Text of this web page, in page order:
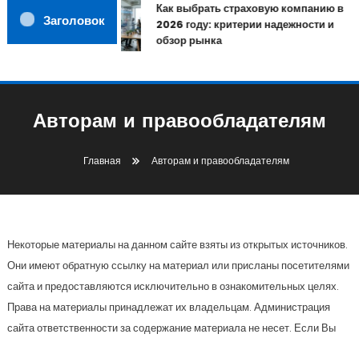
Заголовок
Как выбрать страховую компанию в
2026 году: критерии надежности и
обзор рынка
Авторам и правообладателям
Главная Авторам и правообладателям
Некоторые материалы на данном сайте взяты из открытых источников.
Они имеют обратную ссылку на материал или присланы посетителями
сайта и предоставляются исключительно в ознакомительных целях.
Права на материалы принадлежат их владельцам. Администрация
сайта ответственности за содержание материала не несет. Если Вы